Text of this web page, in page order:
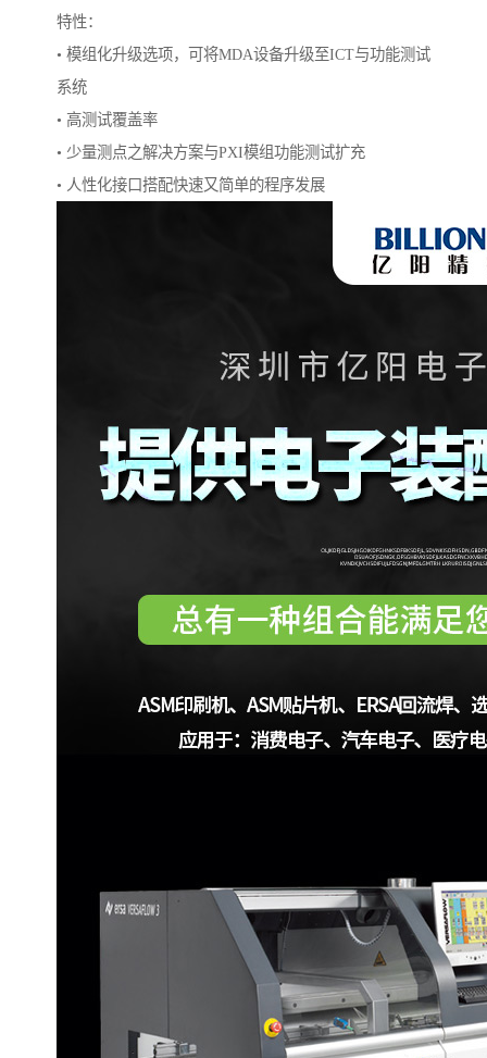
特性：
• 模组化升级选项，可将MDA设备升级至ICT与功能测试
系统
• 高测试覆盖率
• 少量测点之解决方案与PXI模组功能测试扩充
• 人性化接口搭配快速又简单的程序发展